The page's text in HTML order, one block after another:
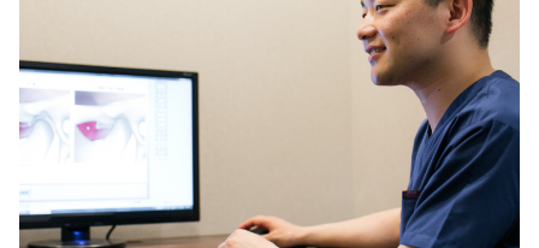
料金案内
Q＆A
ニュース